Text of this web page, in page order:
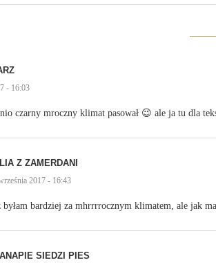
- 16:03
czarny mroczny klimat pasował 😉 ale ja tu dla
Z ZAMERDANI
2017 - 16:43
byłam bardziej za mhrrrrocznym klimatem, ale jak
SIEDZI PIES